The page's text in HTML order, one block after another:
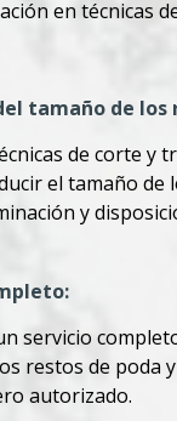
en técnicas
tamaño de los
de corte y
el tamaño de
y
servicio
restos de poda
autorizado.